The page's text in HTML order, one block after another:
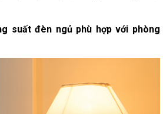
suất đèn ngủ phù hợp với phòng